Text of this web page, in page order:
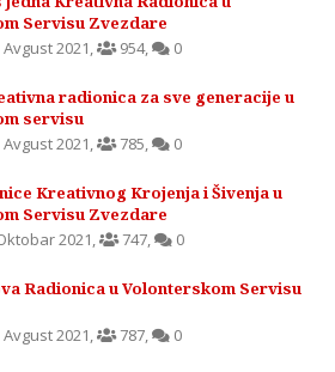
Servisu Zvezdare
Avgust 2021, 954, 0
radionica za sve generacije u
servisu
Avgust 2021, 785, 0
Kreativnog Krojenja i Šivenja u
Servisu Zvezdare
2021, 747, 0
Radionica u Volonterskom Servisu
Avgust 2021, 787, 0